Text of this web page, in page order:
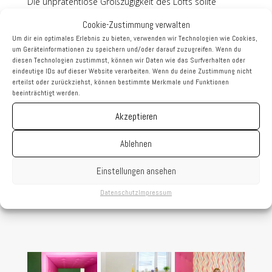
Cookie-Zustimmung verwalten
Um dir ein optimales Erlebnis zu bieten, verwenden wir Technologien wie Cookies,
um Geräteinformationen zu speichern und/oder darauf zuzugreifen. Wenn du
diesen Technologien zustimmst, können wir Daten wie das Surfverhalten oder
eindeutige IDs auf dieser Website verarbeiten. Wenn du deine Zustimmung nicht
erteilst oder zurückziehst, können bestimmte Merkmale und Funktionen
beeinträchtigt werden.
Akzeptieren
Ablehnen
Einstellungen ansehen
DatenschutzImpressum
erhalten bleiben und für die Kinder Einladung als
Spielwiese und Abwechslung zum gewohnten Alltag
sein. Eine entspannte spielerische Atmosphäre mit
freundlichem Empfang und ausgewogene Sachlichkeit
in den Behandlungsräumen begünstigen das
berechtigte Vertrauen in die Professionalität der
Fotos: © Atelier Meinhart